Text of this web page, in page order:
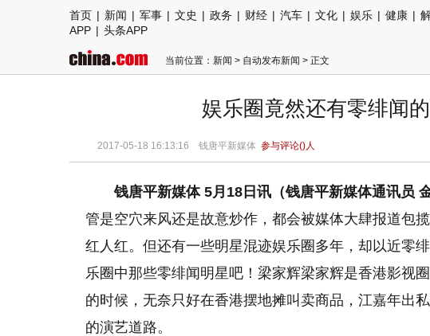
首页 | 新闻 | 军事 | 文史 | 政务 | 财经 | 汽车 | 文化 | 娱乐 | 健康 |
APP | 头条APP
当前位置： 新闻 > 自动发布新闻 > 正文
娱乐圈竟然还有零绯闻
2017-05-18 16:13:16 钱唐平新媒体 参与评论()人
钱唐平新媒体 5月18日讯（钱唐平新媒体通讯员 金
管是空穴来风还是故意炒作，都会被媒体大肆报道包
红人红。但还有一些明星混迹娱乐圈多年，却以近零
乐圈中那些零绯闻明星吧！梁家辉梁家辉是香港影视
的时候，无奈只好在香港摆地摊叫卖商品，江嘉年出
的演艺道路。